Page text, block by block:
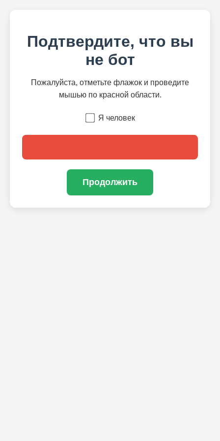
Подтвердите, что вы
не бот
Пожалуйста, отметьте флажок и проведите
мышью по красной области.
Я человек
Продолжить